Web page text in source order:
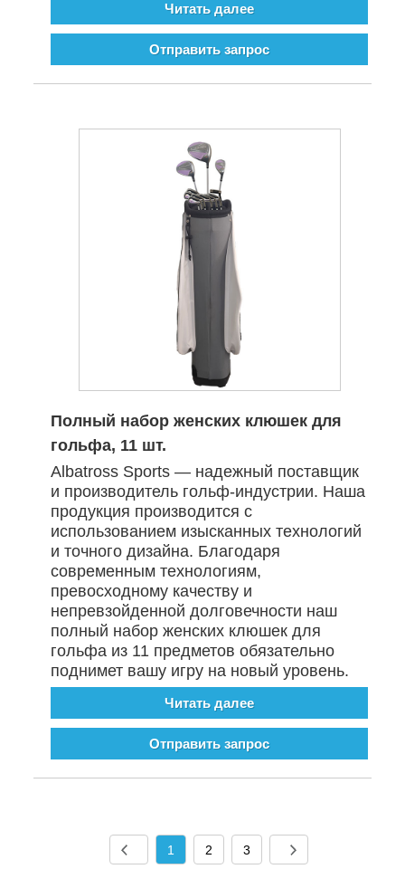
Читать далее
Отправить запрос
Полный набор женских клюшек для
гольфа, 11 шт.
Albatross Sports — надежный поставщик
и производитель гольф-индустрии. Наша
продукция производится с
использованием изысканных технологий
и точного дизайна. Благодаря
современным технологиям,
превосходному качеству и
непревзойденной долговечности наш
полный набор женских клюшек для
гольфа из 11 предметов обязательно
поднимет вашу игру на новый уровень.
Читать далее
Отправить запрос
1 2 3